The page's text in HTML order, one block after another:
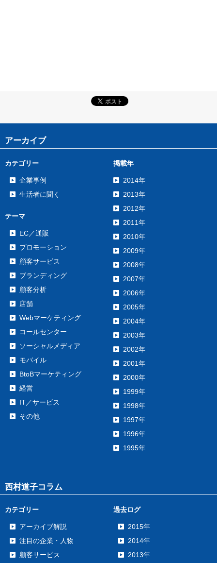
アーカイブ
カテゴリー
企業事例
生活者に聞く
テーマ
EC／通販
プロモーション
顧客サービス
ブランディング
顧客分析
店舗
Webマーケティング
コールセンター
ソーシャルメディア
モバイル
BtoBマーケティング
経営
IT／サービス
その他
掲載年
2014年
2013年
2012年
2011年
2010年
2009年
2008年
2007年
2006年
2005年
2004年
2003年
2002年
2001年
2000年
1999年
1998年
1997年
1996年
1995年
西村道子コラム
カテゴリー
アーカイブ解説
注目の企業・人物
顧客サービス
過去ログ
2015年
2014年
2013年